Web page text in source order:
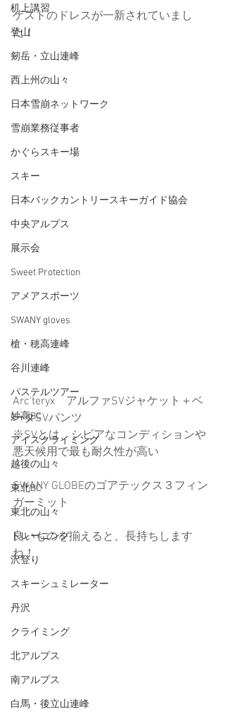
机上講習
登山
剱岳・立山連峰
西上州の山々
日本雪崩ネットワーク
雪崩業務従事者
かぐらスキー場
スキー
日本バックカントリースキーガイド協会
中央アルプス
展示会
Sweet Protection
アメアスポーツ
SWANY gloves
槍・穂高連峰
谷川連峰
パステルツアー
妙高BC
アイスクライミング
越後の山々
東北BC
東北の山々
トレーニング
沢登り
スキーシュミレーター
丹沢
クライミング
北アルプス
南アルプス
白馬・後立山連峰
ゲストのドレスが一新されていまし
た！
Arc'teryx　アルファSVジャケット＋ベ
ータSVパンツ
※SVとは、シビアなコンディションや
悪天候用で最も耐久性が高い
SWANY GLOBEのゴアテックス３フィン
ガーミット
良いものを揃えると、長持ちします
ね！